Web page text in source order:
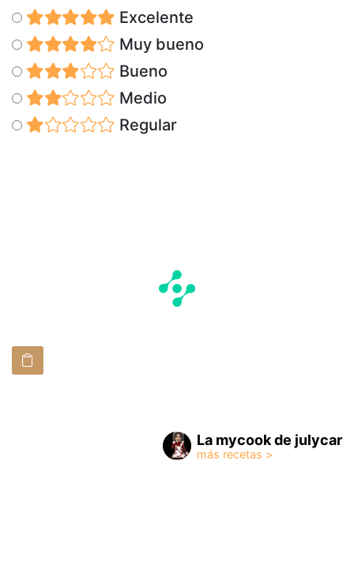
Excelente
Muy bueno
Bueno
Medio
Regular
La mycook de julycar